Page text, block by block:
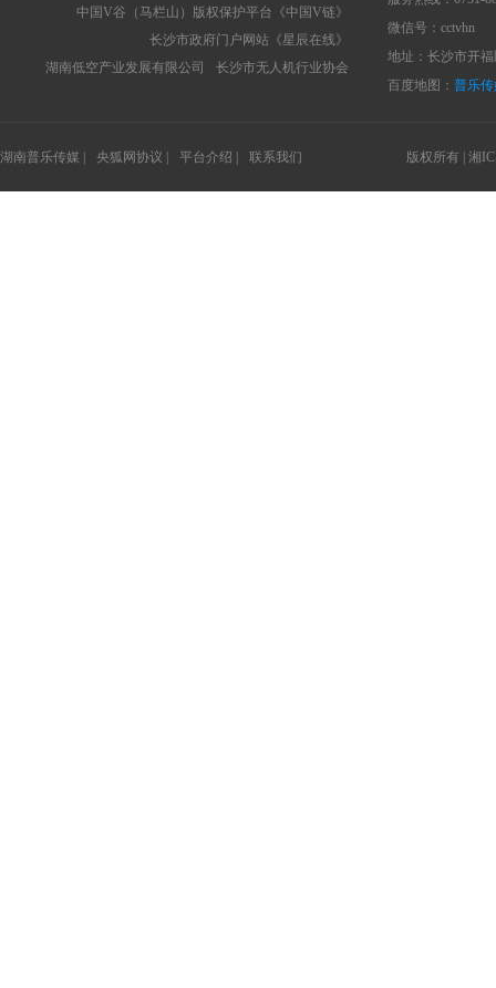
中国V谷（马栏山）版权保护平台《中国V链》
长沙市政府门户网站《星辰在线》
长沙市无人机行业协会
湖南低空产业发展有限公司
微信号：cctvhn
地址：长沙市开
百度地图： 普乐
湖南普乐传媒 | 央狐网协议 | 平台介绍 | 联系我们 版权所有 | 湘